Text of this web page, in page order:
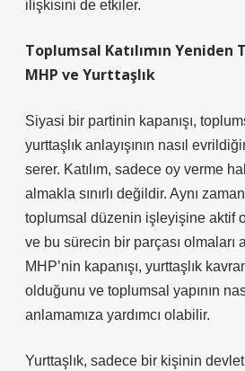
ilişkisini de etkiler.
Toplumsal Katılımın Yeniden
MHP ve Yurttaşlık
Siyasi bir partinin kapanışı,
yurttaşlık anlayışının nasıl
serer. Katılım, sadece oy verme
almakla sınırlı değildir. Aynı
toplumsal düzenin işleyişine aktif
ve bu sürecin bir parçası olmaları
MHP’nin kapanışı, yurttaşlık
olduğunu ve toplumsal yapının
anlamamıza yardımcı olabilir.
Yurttaşlık, sadece bir kişinin